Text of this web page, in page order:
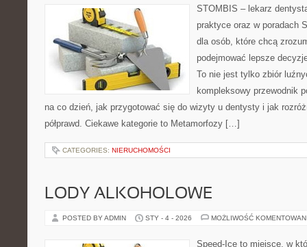
STOMBIS – lekarz
praktyce oraz w poradach
dla osób, które chcą
podejmować lepsze
To nie jest tylko zbiór
kompleksowy przewodnik
na co dzień, jak przygotować się do wizyty u dentysty i jak
półprawd. Ciekawe kategorie to Metamorfozy […]
CATEGORIES: NIERUCHOMOŚCI
LODY ALKOHOLOWE
POSTED BY ADMIN STY - 4 - 2026 MOŻLIWOŚĆ
Speed-Ice to miejsce, w